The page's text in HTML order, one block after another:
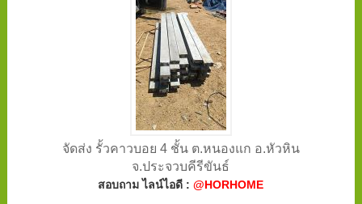
จัดส่ง รั้วคาวบอย 4 ชั้น ต.หนองแก อ.หัวหิน
จ.ประจวบคีรีขันธ์
สอบถาม ไลน์ไอดี :@HORHOME